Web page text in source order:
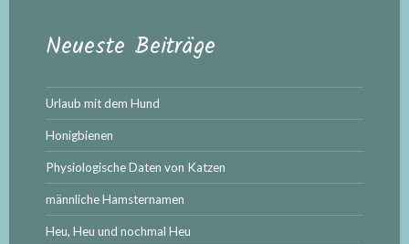
Neueste Beiträge
Urlaub mit dem Hund
Honigbienen
Physiologische Daten von Katzen
männliche Hamsternamen
Heu, Heu und nochmal Heu